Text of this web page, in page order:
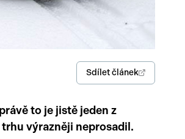
Sdílet článek
to je jistě jeden z
výrazněji neprosadil.